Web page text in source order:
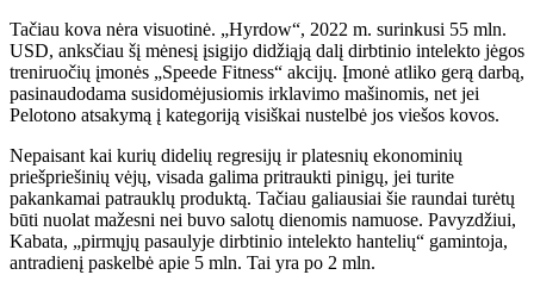
Tačiau kova nėra visuotinė. „Hyrdow“, 2022 m. surinkusi 55 mln.
USD, anksčiau šį mėnesį įsigijo didžiąją dalį dirbtinio intelekto jėgos
treniruočių įmonės „Speede Fitness“ akcijų. Įmonė atliko gerą darbą,
pasinaudodama susidomėjusiomis irklavimo mašinomis, net jei
Pelotono atsakymą į kategoriją visiškai nustelbė jos viešos kovos.
Nepaisant kai kurių didelių regresijų ir platesnių ekonominių
priešpriešinių vėjų, visada galima pritraukti pinigų, jei turite
pakankamai patrauklų produktą. Tačiau galiausiai šie raundai turėtų
būti nuolat mažesni nei buvo salotų dienomis namuose. Pavyzdžiui,
Kabata, „pirmųjų pasaulyje dirbtinio intelekto hantelių“ gamintoja,
antradienį paskelbė apie 5 mln. Tai yra po 2 mln.